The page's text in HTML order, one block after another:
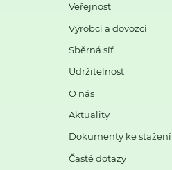
Veřejnost
Výrobci a dovozci
Sběrná síť
Udržitelnost
O nás
Aktuality
Dokumenty ke stažení
Časté dotazy